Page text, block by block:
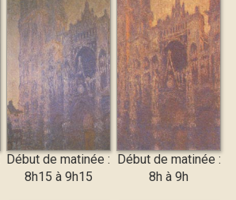
Début de matinée :
8h15 à 9h15
Début de matinée :
8h à 9h